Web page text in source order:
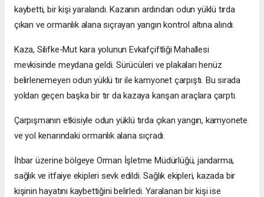
kaybetti, bir kişi yaralandı. Kazanın ardından odun yüklü tırda
çıkan ve ormanlık alana sıçrayan yangın kontrol altına alındı.
Kaza, Silifke-Mut kara yolunun Evkafçiftliği Mahallesi
mevkisinde meydana geldi. Sürücüleri ve plakaları henüz
belirlenemeyen odun yüklü tır ile kamyonet çarpıştı. Bu sırada
yoldan geçen başka bir tır da kazaya karışan araçlara çarptı.
Çarpışmanın etkisiyle odun yüklü tırda çıkan yangın, kamyonete
ve yol kenarındaki ormanlık alana sıçradı.
İhbar üzerine bölgeye Orman İşletme Müdürlüğü, jandarma,
sağlık ve itfaiye ekipleri sevk edildi. Sağlık ekipleri, kazada bir
kişinin hayatını kaybettiğini belirledi. Yaralanan bir kişi ise